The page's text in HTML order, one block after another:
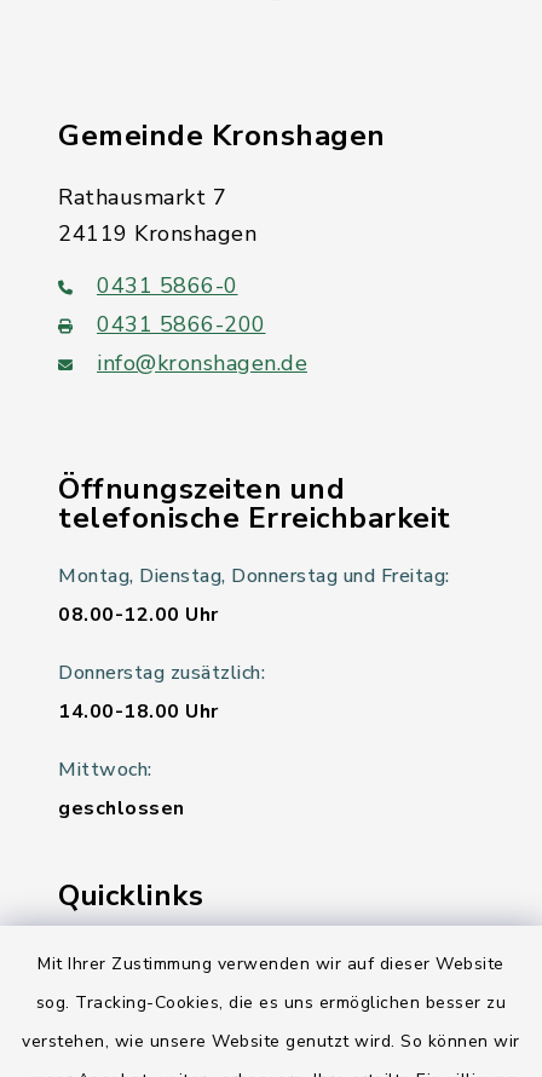
Mit Ihrer Zustimmung verwenden wir auf dieser Website
sog. Tracking-Cookies, die es uns ermöglichen besser zu
verstehen, wie unsere Website genutzt wird. So können wir
Gemeinde Kronshagen
Rathausmarkt 7
24119 Kronshagen
0431 5866-0
0431 5866-200
info@kronshagen.de
Öffnungszeiten und
telefonische Erreichbarkeit
Montag, Dienstag, Donnerstag und Freitag:
08.00-12.00 Uhr
Donnerstag zusätzlich:
14.00-18.00 Uhr
Mittwoch:
geschlossen
Quicklinks
Ihre Behördennummer 115
Landesregierung Schleswig-Holstein